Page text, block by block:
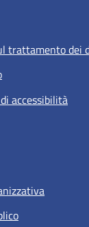
trattamento dei
accessibilità